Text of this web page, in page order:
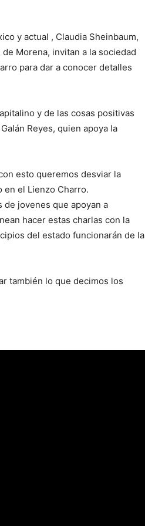
y actual , Claudia Sheinbaum,
Morena, invitan a la sociedad
para dar a conocer detalles
y de las cosas positivas
Reyes, quien apoya la
esto queremos desviar la
en el Lienzo Charro.
jovenes que apoyan a
hacer estas charlas con la
del estado funcionarán de la
también lo que decimos los